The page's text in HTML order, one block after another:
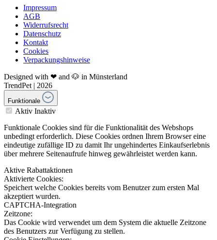
Impressum
AGB
Widerrufsrecht
Datenschutz
Kontakt
Cookies
Verpackungshinweise
Designed with ❤ and 🐶 in Münsterland
TrendPet | 2026
Funktionale
Aktiv Inaktiv
Funktionale Cookies sind für die Funktionalität des Webshops
unbedingt erforderlich. Diese Cookies ordnen Ihrem Browser eine
eindeutige zufällige ID zu damit Ihr ungehindertes Einkaufserlebnis
über mehrere Seitenaufrufe hinweg gewährleistet werden kann.
Aktive Rabattaktionen
Aktivierte Cookies:
Speichert welche Cookies bereits vom Benutzer zum ersten Mal
akzeptiert wurden.
CAPTCHA-Integration
Zeitzone:
Das Cookie wird verwendet um dem System die aktuelle Zeitzone
des Benutzers zur Verfügung zu stellen.